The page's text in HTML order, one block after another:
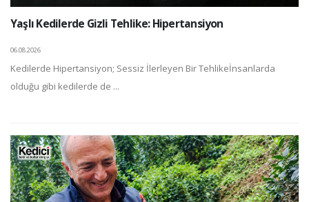
Yaşlı Kedilerde Gizli Tehlike: Hipertansiyon
06.08.2026
Kedilerde Hipertansiyon; Sessiz İlerleyen Bir Tehlikeİnsanlarda
olduğu gibi kedilerde de ...